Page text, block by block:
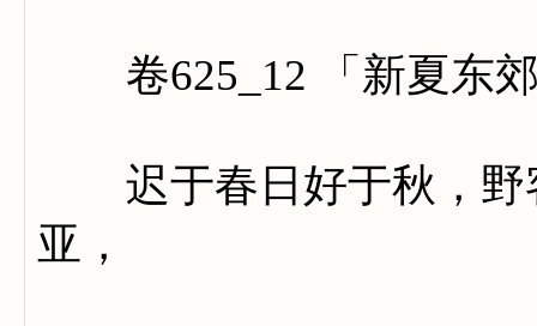
卷625_12 「新夏东郊
迟于春日好于秋，野
亚，